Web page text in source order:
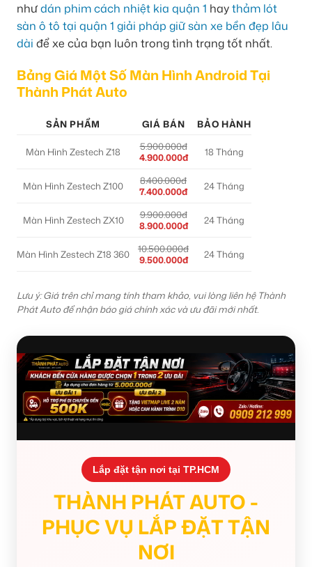
nhưdán phim cách nhiệt kia quận 1 haythảm lót
sàn ô tô tại quận 1 giải pháp giữ sàn xe bền đẹp lâu
dài để xe của bạn luôn trong tình trạng tốt nhất.
Bảng Giá Một Số Màn Hình Android Tại
Thành Phát Auto
SẢN PHẨM GIÁ BÁN BẢO HÀNH
Màn Hình Zestech Z18
5.900.000đ
4.900.000đ
18 Tháng
Màn Hình Zestech Z100
8.400.000đ
7.400.000đ
24 Tháng
Màn Hình Zestech ZX10
9.900.000đ
8.900.000đ
24 Tháng
Màn Hình Zestech Z18 360
10.500.000đ
9.500.000đ
24 Tháng
Lưu ý: Giá trên chỉ mang tính tham khảo, vui lòng liên hệ Thành
Phát Auto để nhận báo giá chính xác và ưu đãi mới nhất.
Lắp đặt tận nơi tại TP.HCM
THÀNH PHÁT AUTO -
PHỤC VỤ LẮP ĐẶT TẬN
NƠI